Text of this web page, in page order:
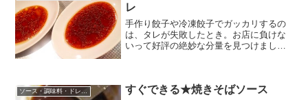
レ
手作り餃子や冷凍餃子でガッカリするの
は、タレが失敗したとき。お店に負けな
いって好評の絶妙な分量を見つけまし
のレビュー
すぐできる★焼きそばソース